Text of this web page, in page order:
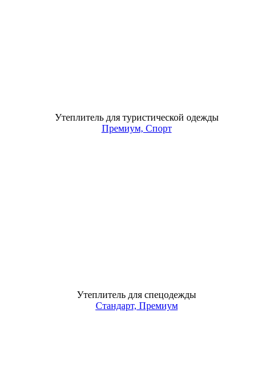
Утеплитель для туристической одежды
Премиум, Спорт
Утеплитель для спецодежды
Стандарт, Премиум